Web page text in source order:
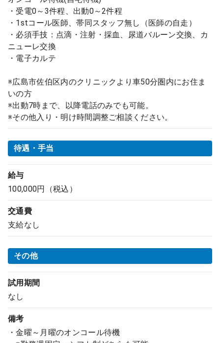
・受電0～3件程、出動0～2件程
・1stコール医師、帯同スタッフ無し（医師の自走）
・必須手技：点滴・注射・採血、尿道バルーン交換、カ
ニューレ交換
・電子カルテ
※広島市佐伯区内のクリニックより車50分圏内にお住ま
いの方
※出動7時まで、以降電話のみでも可能。
※その他入り・明け時間調整ご相談ください。
待遇・手当
給与
100,000円（税込）
交通費
支給なし
その他
試用期間
なし
備考
・金曜～月曜のオンコール待機